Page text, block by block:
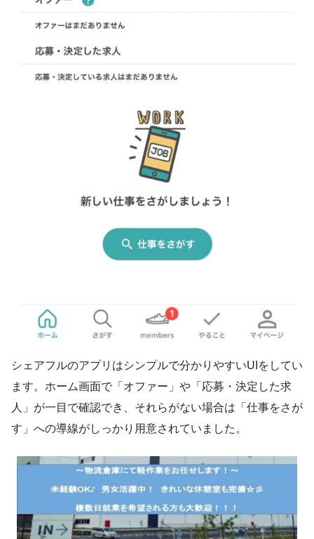
シェアフルのアプリはシンプルで分かりやすいUIをしてい
ます。ホーム画面で「オファー」や「応募・決定した求
人」が一目で確認でき、それらがない場合は「仕事をさが
す」への導線がしっかり用意されていました。